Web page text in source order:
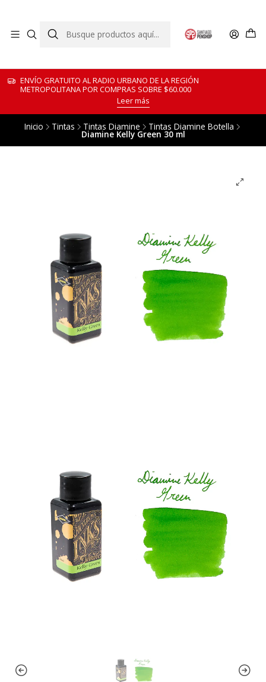
ENVÍO GRATUITO AL RADIO URBANO DE LA REGIÓN
METROPOLITANA POR COMPRAS SOBRE $60.000
Leer más
Inicio Tintas Tintas Diamine Tintas Diamine Botella
Diamine Kelly Green 30 ml